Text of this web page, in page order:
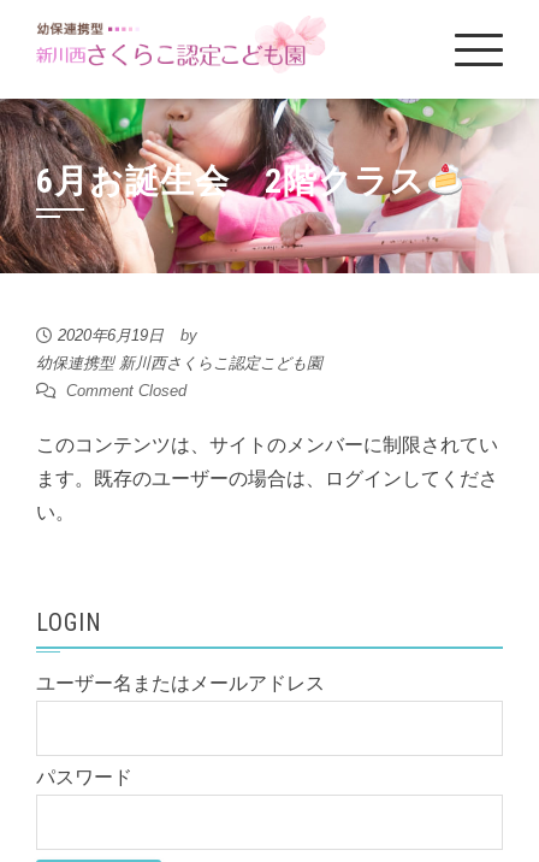
6月お誕生会 2階クラス
2020年6月19日
by
幼保連携型 新川西さくらこ認定こども園
Comment Closed
このコンテンツは、サイトのメンバーに制限されてい
ます。既存のユーザーの場合は、ログインしてくださ
い。
LOGIN
ユーザー名またはメールアドレス
パスワード